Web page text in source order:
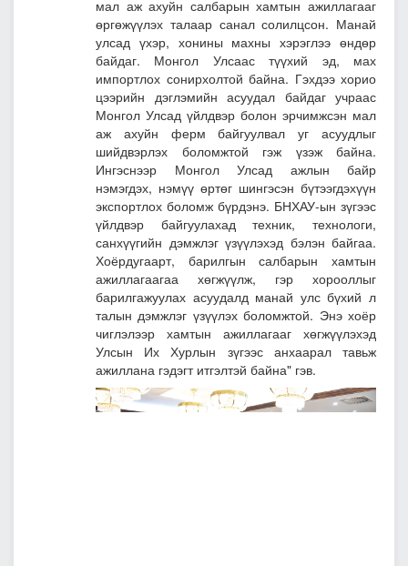
мал аж ахуйн салбарын хамтын ажиллагааг
өргөжүүлэх талаар санал солилцсон. Манай
улсад үхэр, хонины махны хэрэглээ өндөр
байдаг. Монгол Улсаас түүхий эд, мах
импортлох сонирхолтой байна. Гэхдээ хорио
цээрийн дэглэмийн асуудал байдаг учраас
Монгол Улсад үйлдвэр болон эрчимжсэн мал
аж ахуйн ферм байгуулвал уг асуудлыг
шийдвэрлэх боломжтой гэж үзэж байна.
Ингэснээр Монгол Улсад ажлын байр
нэмэгдэх, нэмүү өртөг шингэсэн бүтээгдэхүүн
экспортлох боломж бүрдэнэ. БНХАУ-ын зүгээс
үйлдвэр байгуулахад техник, технологи,
санхүүгийн дэмжлэг үзүүлэхэд бэлэн байгаа.
Хоёрдугаарт, барилгын салбарын хамтын
ажиллагаагаа хөгжүүлж, гэр хорооллыг
барилгажуулах асуудалд манай улс бүхий л
талын дэмжлэг үзүүлэх боломжтой. Энэ хоёр
чиглэлээр хамтын ажиллагааг хөгжүүлэхэд
Улсын Их Хурлын зүгээс анхаарал тавьж
ажиллана гэдэгт итгэлтэй байна" гэв.